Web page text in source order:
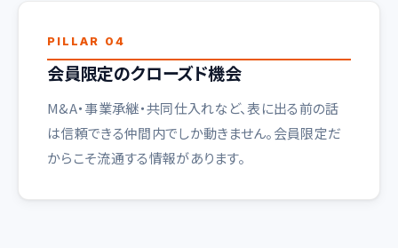
PILLAR 04
会員限定のクローズド機会
M&A・事業承継・共同仕入れなど、表に出る前の話
は信頼できる仲間内でしか動きません。会員限定だ
からこそ流通する情報があります。